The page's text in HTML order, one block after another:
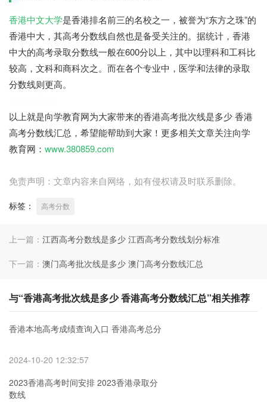
香港中文大学是香港排名前三的名校之一，被誉为“东方之珠”的
香港中大，其高考分数线自然也是备受关注的。据统计，香港
中大的高考录取分数线一般在600分以上，其中以理科和工科比
较高，文科和商科次之。而在各个专业中，医学和法律的录取
分数线则更高。
以上就是向学教育网为大家带来的香港高考批次线是多少 香港
高考分数线汇总，希望能帮助到大家！更多相关文章关注向学
教育网： www.380859.com
免责声明：文章内容来自网络，如有侵权请及时联系删除。
标签： 高考分数
上一篇： 江西高考分数线是多少 江西高考分数线划分标准
下一篇： 澳门高考批次线是多少 澳门高考分数线汇总
与“香港高考批次线是多少 香港高考分数线汇总”相关推荐
香港本地高考成绩查询入口 香港高考总分
2024-10-20 12:32:57
2023香港高考时间安排 2023香港录取分
数线